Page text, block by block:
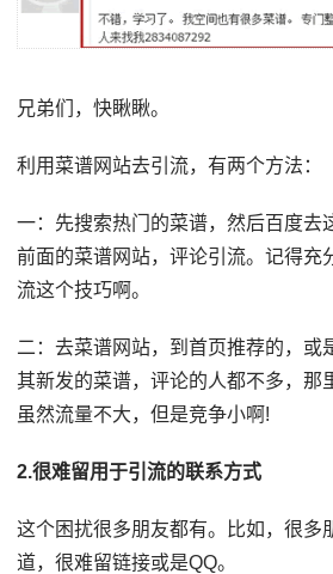
兄弟们，快瞅瞅。
利用菜谱网站去引流，有两个方法：
一：先搜索热门的菜谱，然后百度去
前面的菜谱网站，评论引流。记得充
流这个技巧啊。
二：去菜谱网站，到首页推荐的，或
其新发的菜谱，评论的人都不多，那
虽然流量不大，但是竞争小啊!
2.很难留用于引流的联系方式
这个困扰很多朋友都有。比如，很多
道，很难留链接或是QQ。